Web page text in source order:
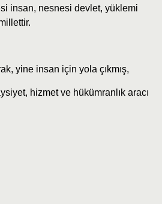
insan, nesnesi devlet, yüklemi
yine insan için yola çıkmış,
hizmet ve hükümranlık aracı